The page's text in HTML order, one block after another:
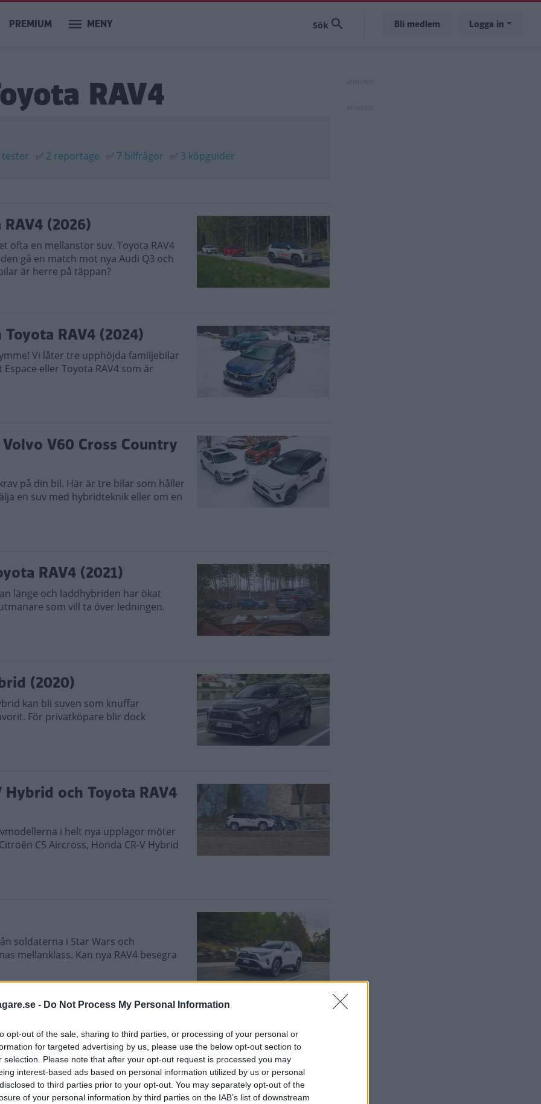
- Do Not Process My Personal Information
opt-out of the sale, sharing to third parties, or processing of your personal or
for targeted advertising by us, please use the below opt-out section to
selection. Please note that after your opt-out request is processed you may
interest-based ads based on personal information utilized by us or personal
to third parties prior to your opt-out. You may separately opt-out of the
of your personal information by third parties on the IAB’s list of downstream
PREMIUM MENY Bli medlem Logga in
RAV4
tester ✅ 2 reportage ✅ 7 bilfrågor ✅ 3 köpguider
(2026)
ofta en mellanstor suv. Toyota RAV4
gå en match mot nya Audi Q3 och
är herre på täppan?
RAV4 (2024)
Vi låter tre upphöjda familjebilar
eller Toyota RAV4 som är
V60 Cross Country
på din bil. Här är tre bilar som håller
en suv med hybridteknik eller om en
RAV4 (2021)
länge och laddhybriden har ökat
som vill ta över ledningen.
(2020)
kan bli suven som knuffar
För privatköpare blir dock
Hybrid och Toyota RAV4
i helt nya upplagor möter
C5 Aircross, Honda CR-V Hybrid
soldaterna i Star Wars och
mellanklass. Kan nya RAV4 besegra
Wahlström till spanska skogar för